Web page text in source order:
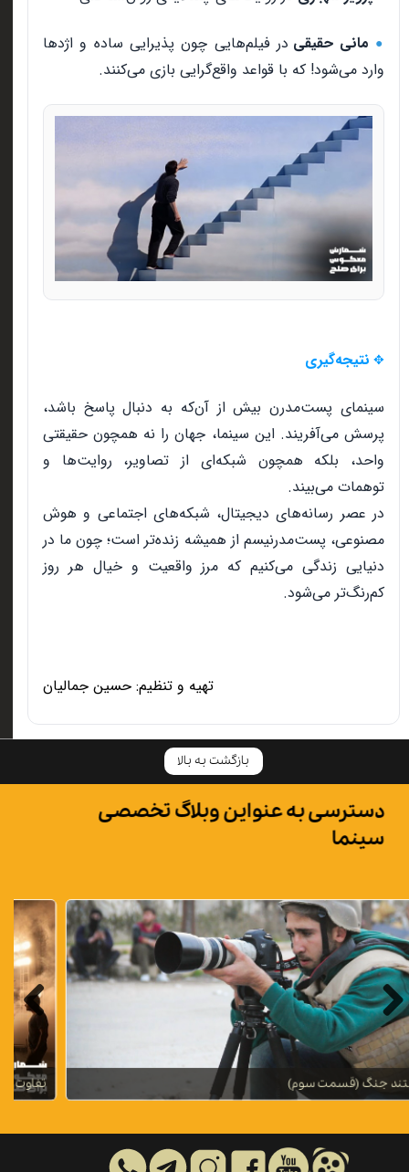
● مانی حقیقی در فیلم‌هایی چون پذیرایی ساده و اژدها
وارد می‌شود! که با قواعد واقع‌گرایی بازی می‌کنند.
✥ نتیجه‌گیری
سینمای پست‌مدرن بیش از آن‌که به دنبال پاسخ باشد،
پرسش می‌آفریند. این سینما، جهان را نه همچون حقیقتی
واحد، بلکه همچون شبکه‌ای از تصاویر، روایت‌ها و
توهمات می‌بیند.
در عصر رسانه‌های دیجیتال، شبکه‌های اجتماعی و هوش
مصنوعی، پست‌مدرنیسم از همیشه زنده‌تر است؛ چون ما در
دنیایی زندگی می‌کنیم که مرز واقعیت و خیال هر روز
کم‌رنگ‌تر می‌شود.
تهیه و تنظیم: حسین جمالیان
بازگشت به بالا
دسترسی به عنواین وبلاگ تخصصی
سینما
قالب مستند جنگ (قسمت سوم)